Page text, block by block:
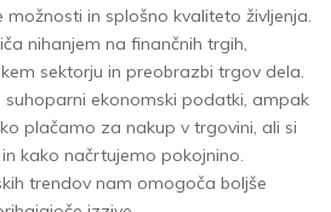
in splošno kvaliteto življenja.
nihanjem na finančnih trgih,
sektorju in preobrazbi trgov dela.
suhoparni ekonomski podatki, ampak
plačamo za nakup v trgovini, ali si
kako načrtujemo pokojnino.
trendov nam omogoča boljše